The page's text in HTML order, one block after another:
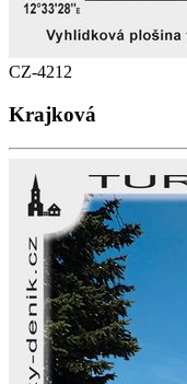
CZ-4212
Krajková